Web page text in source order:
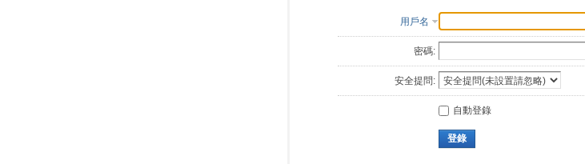
用戶名
密碼:
安全提問:
自動登錄
登錄